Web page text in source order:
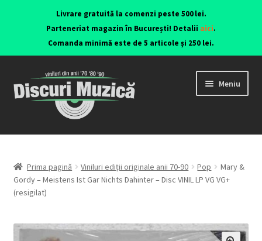
Livrare gratuită la comenzi peste 500 lei.
Parteneriat magazin în București! Detalii aici.
Comanda minimă este de 5 articole și 250 lei.
Meniu
Viniluri ediții originale anii 70-90
CD-uri originale
Contact
Prima pagină Viniluri ediții originale anii 70-90 Pop
Mary &
Gordy – Meistens Ist Gar Nichts Dahinter – Disc VINIL LP VG VG+
(resigilat)